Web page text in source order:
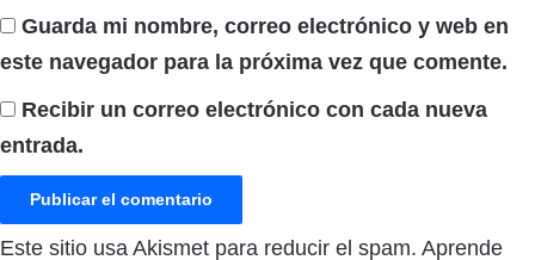
Guarda mi nombre, correo electrónico y web en
este navegador para la próxima vez que comente.
Recibir un correo electrónico con cada nueva
entrada.
Este sitio usa Akismet para reducir el spam. Aprende